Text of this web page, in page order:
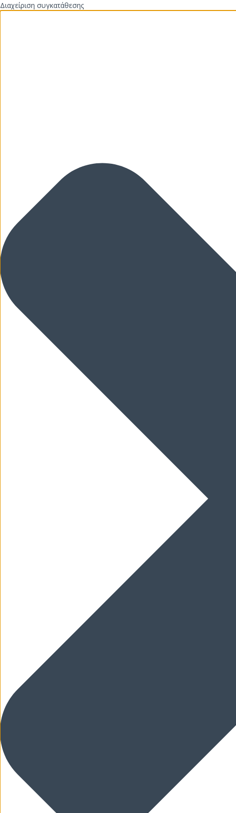
Διαχείριση συγκατάθεσης